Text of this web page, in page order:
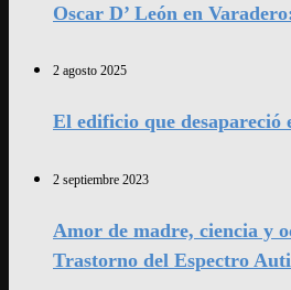
Oscar D’ León en
2 agosto 2025
El edificio que desapareció
2 septiembre 2023
Amor de madre, ciencia y
Trastorno del Espectro